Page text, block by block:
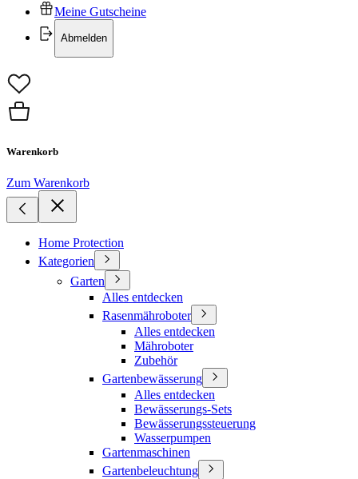
Meine Gutscheine
Abmelden
Warenkorb
Zum Warenkorb
Home Protection
Kategorien
Garten
Alles entdecken
Rasenmähroboter
Alles entdecken
Mähroboter
Zubehör
Gartenbewässerung
Alles entdecken
Bewässerungs-Sets
Bewässerungssteuerung
Wasserpumpen
Gartenmaschinen
Gartenbeleuchtung